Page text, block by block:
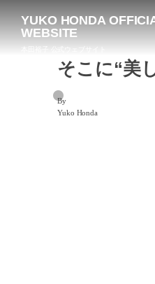
YUKO HONDA
WEBSITE
そこに“美
By
Yuko Honda